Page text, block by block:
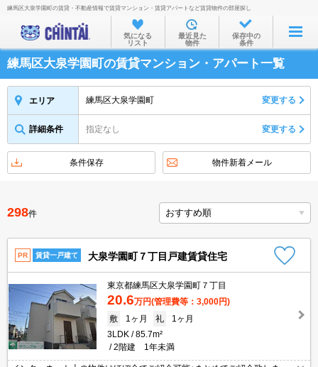
お部屋を探す
沿線・駅から
住所から
家賃相場から
物件特集から
不動産会社から
TOP
練馬区大泉学園町の賃貸・不動産情報で賃貸マンション・賃貸アパートなど賃貸物件の部屋探し
気になる
リスト
最近見た
物件
保存中の
条件
練馬区大泉学園町の賃貸マンション・アパート一覧
エリア 練馬区大泉学園町 変更する
詳細条件 指定なし 変更する
条件保存 物件新着メール
298件
PR 賃貸一戸建て 大泉学園町７丁目戸建賃貸住宅
東京都練馬区大泉学園町７丁目
20.6万円(管理費等：3,000円)
敷
1ヶ月 礼
1ヶ月
3LDK
85.7m²
2階建 1年未満